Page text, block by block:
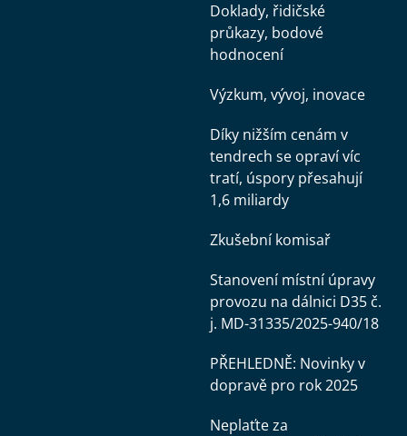
Doklady, řidičské
průkazy, bodové
hodnocení
Výzkum, vývoj, inovace
Díky nižším cenám v
tendrech se opraví víc
tratí, úspory přesahují
1,6 miliardy
Zkušební komisař
Stanovení místní úpravy
provozu na dálnici D35 č.
j. MD-31335/2025-940/18
PŘEHLEDNĚ: Novinky v
dopravě pro rok 2025
Neplaťte za